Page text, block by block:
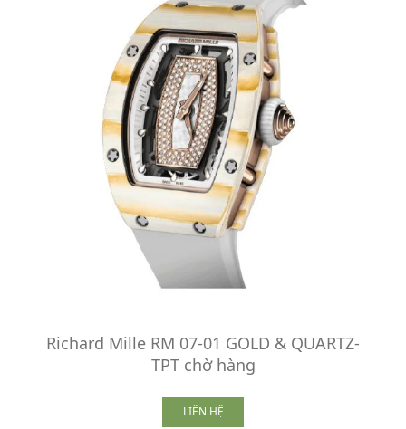
Richard Mille RM 07-01 GOLD & QUARTZ-
TPT chờ hàng
LIÊN HỆ